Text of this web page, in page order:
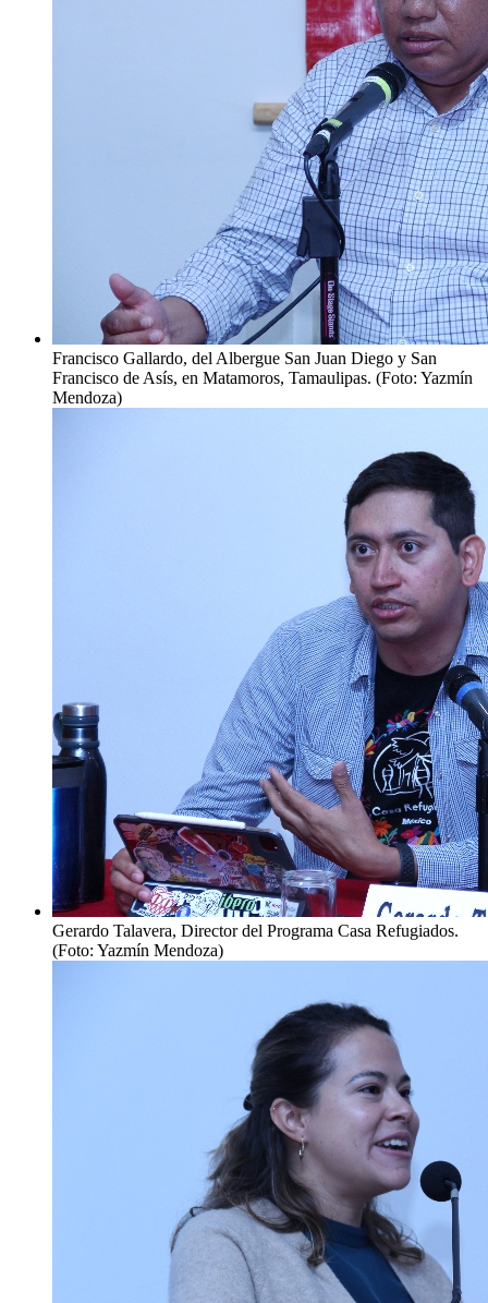
Francisco Gallardo, del Albergue San Juan Diego y San
Francisco de Asís, en Matamoros, Tamaulipas. (Foto: Yazmín
Mendoza)
Gerardo Talavera, Director del Programa Casa Refugiados.
(Foto: Yazmín Mendoza)